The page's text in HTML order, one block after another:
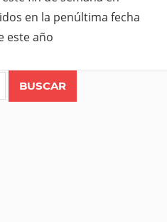
en la penúltima fecha
este año